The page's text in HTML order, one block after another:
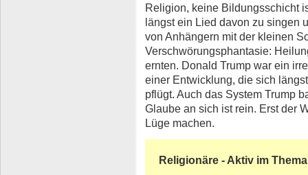
Religion, keine Bildungsschicht
längst ein Lied davon zu singen
von Anhängern mit der kleinen
Verschwörungsphantasie:
ernten. Donald Trump war ein
einer Entwicklung, die sich
pflügt. Auch das System Trump
Glaube an sich ist rein. Erst der
Lüge machen.
Religionäre - Aktiv im Thema